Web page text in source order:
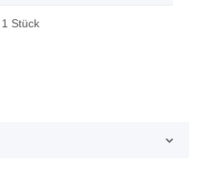
1 Stück